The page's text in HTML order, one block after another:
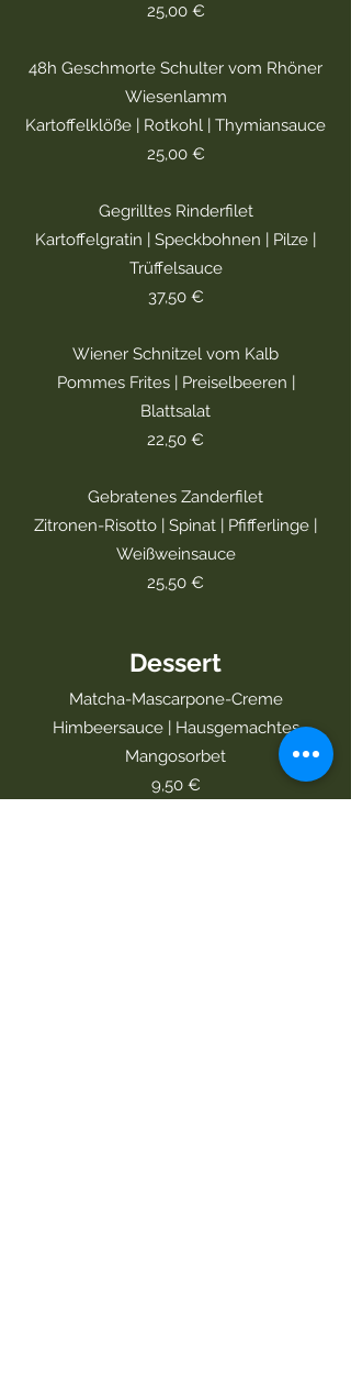
25,00 €
48h Geschmorte Schulter vom Rhöner
Wiesenlamm
Kartoffelklöße | Rotkohl | Thymiansauce
25,00 €
Gegrilltes Rinderfilet
Kartoffelgratin | Speckbohnen | Pilze |
Trüffelsauce
37,50 €
Wiener Schnitzel vom Kalb
Pommes Frites | Preiselbeeren |
Blattsalat
22,50 €
Gebratenes Zanderfilet
Zitronen-Risotto | Spinat | Pfifferlinge |
Weißweinsauce
25,50 €
Dessert
Matcha-Mascarpone-Creme
Himbeersauce | Hausgemachtes
Mangosorbet
9,50 €